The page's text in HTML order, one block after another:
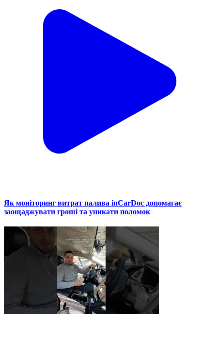
Як моніторинг витрат палива inCarDoc допомагає
заощаджувати гроші та уникати поломок